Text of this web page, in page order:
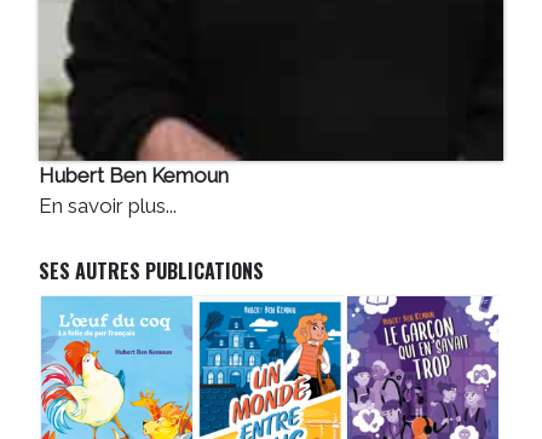
Hubert Ben Kemoun
En savoir plus...
SES AUTRES PUBLICATIONS